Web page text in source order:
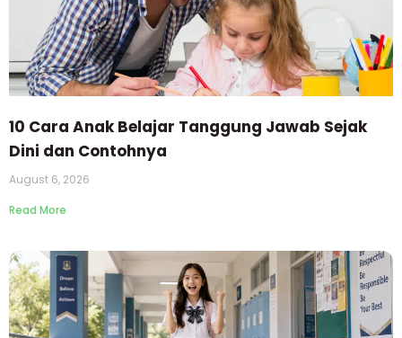
10 Cara Anak Belajar Tanggung Jawab Sejak
Dini dan Contohnya
August 6, 2026
Read More